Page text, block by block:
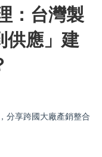
：台灣製
供應」建
分享跨國大廠產銷整合